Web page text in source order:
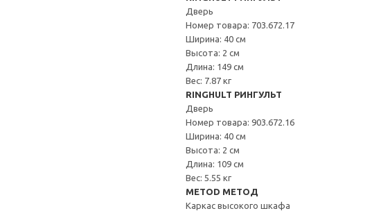
Дверь
Номер товара: 703.672.17
Ширина: 40 см
Высота: 2 см
Длина: 149 см
Вес: 7.87 кг
RINGHULT РИНГУЛЬТ
Дверь
Номер товара: 903.672.16
Ширина: 40 см
Высота: 2 см
Длина: 109 см
Вес: 5.55 кг
METOD МЕТОД
Каркас высокого шкафа